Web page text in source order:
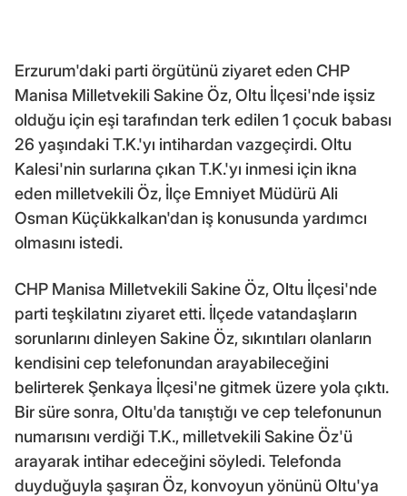
Erzurum'daki parti örgütünü ziyaret eden CHP
Manisa Milletvekili Sakine Öz, Oltu İlçesi'nde işsiz
olduğu için eşi tarafından terk edilen 1 çocuk babası
26 yaşındaki T.K.'yı intihardan vazgeçirdi. Oltu
Kalesi'nin surlarına çıkan T.K.'yı inmesi için ikna
eden milletvekili Öz, İlçe Emniyet Müdürü Ali
Osman Küçükkalkan'dan iş konusunda yardımcı
olmasını istedi.
CHP Manisa Milletvekili Sakine Öz, Oltu İlçesi'nde
parti teşkilatını ziyaret etti. İlçede vatandaşların
sorunlarını dinleyen Sakine Öz, sıkıntıları olanların
kendisini cep telefonundan arayabileceğini
belirterek Şenkaya İlçesi'ne gitmek üzere yola çıktı.
Bir süre sonra, Oltu'da tanıştığı ve cep telefonunun
numarısını verdiği T.K., milletvekili Sakine Öz'ü
arayarak intihar edeceğini söyledi. Telefonda
duyduğuyla şaşıran Öz, konvoyun yönünü Oltu'ya